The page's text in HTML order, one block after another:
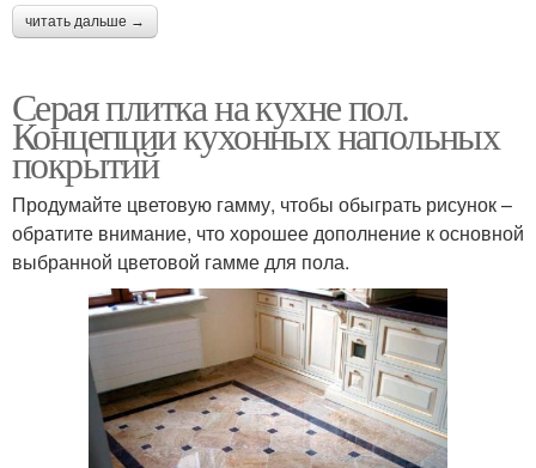
читать дальше →
Серая плитка на кухне пол.
Концепции кухонных напольных
покрытий
Продумайте цветовую гамму, чтобы обыграть рисунок –
обратите внимание, что хорошее дополнение к основной
выбранной цветовой гамме для пола.